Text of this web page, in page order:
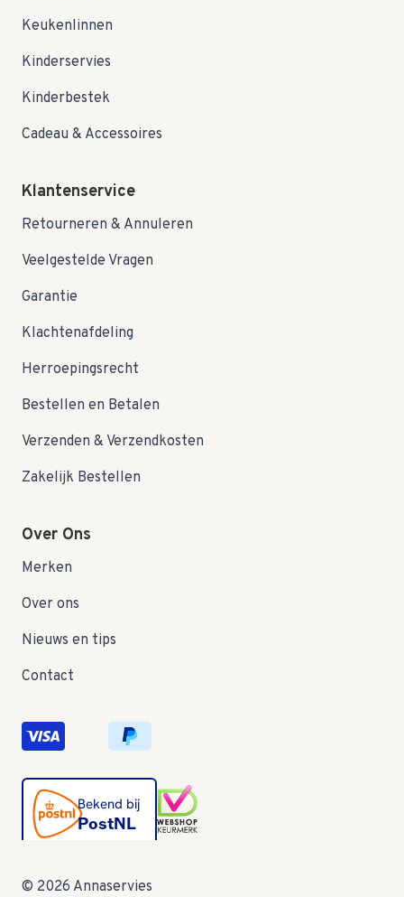
Keukenlinnen
Kinderservies
Kinderbestek
Cadeau & Accessoires
Klantenservice
Retourneren & Annuleren
Veelgestelde Vragen
Garantie
Klachtenafdeling
Herroepingsrecht
Bestellen en Betalen
Verzenden & Verzendkosten
Zakelijk Bestellen
Over Ons
Merken
Over ons
Nieuws en tips
Contact
© 2026 Annaservies